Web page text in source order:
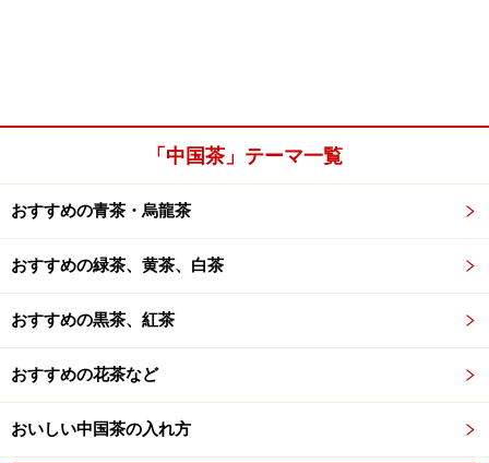
「中国茶」テーマ一覧
おすすめの青茶・烏龍茶
おすすめの緑茶、黄茶、白茶
おすすめの黒茶、紅茶
おすすめの花茶など
おいしい中国茶の入れ方